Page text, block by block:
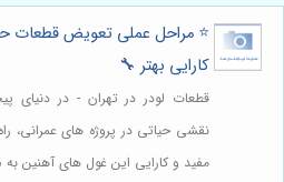
⭐️ مراحل عملی تعویض قطعات
کارایی بهتر 🔧
قطعات لودر در تهران - در دنیای
نقشی حیاتی در پروژه های عمرانی،
مفید و کارایی این غول های آهنین